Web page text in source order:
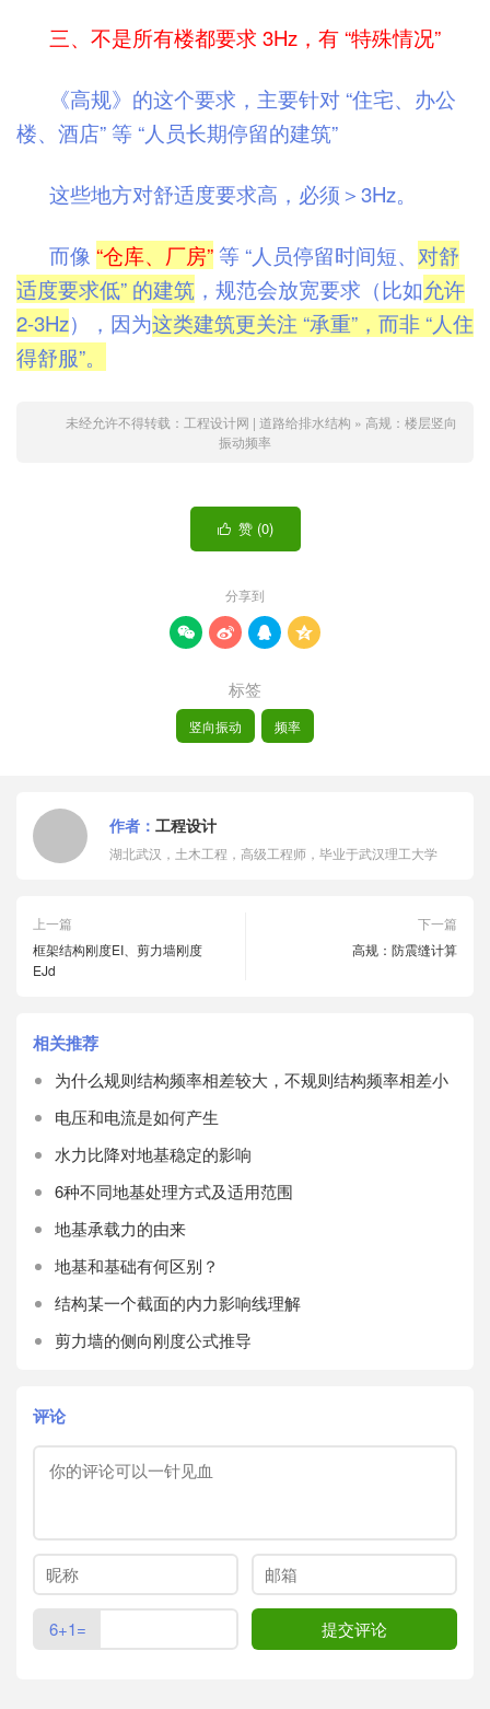
三、不是所有楼都要求 3Hz，有 “特殊情况”
《高规》的这个要求，主要针对 “住宅、办公
楼、酒店” 等 “人员长期停留的建筑”
这些地方对舒适度要求高，必须＞3Hz。
而像 “仓库、厂房”等 “人员停留时间短、 对舒
适度要求低” 的建筑 ，规范会放宽要求（比如允许
2-3Hz），因为这类建筑更关注 “承重”，而非 “人住
得舒服”。
未经允许不得转载： 工程设计网 | 道路给排水结构 » 高规：楼层竖向
振动频率
 赞 (0)
分享到
   
标签
竖向振动 频率
作者： 工程设计
湖北武汉，土木工程，高级工程师，毕业于武汉理工大学
上一篇
框架结构刚度EI、剪力墙刚度
EJd
下一篇
高规：防震缝计算
相关推荐
为什么规则结构频率相差较大，不规则结构频率相差小
电压和电流是如何产生
水力比降对地基稳定的影响
6种不同地基处理方式及适用范围
地基承载力的由来
地基和基础有何区别？
结构某一个截面的内力影响线理解
剪力墙的侧向刚度公式推导
评论
6+1=